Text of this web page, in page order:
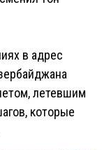
в адрес
летевшим
которые